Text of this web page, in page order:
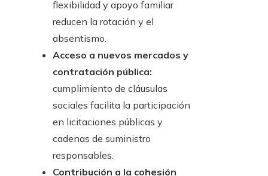
flexibilidad y apoyo familiar
reducen la rotación y el
absentismo.
Acceso a nuevos mercados y
contratación pública:
cumplimiento de cláusulas
sociales facilita la participación
en licitaciones públicas y
cadenas de suministro
responsables.
Contribución a la cohesión